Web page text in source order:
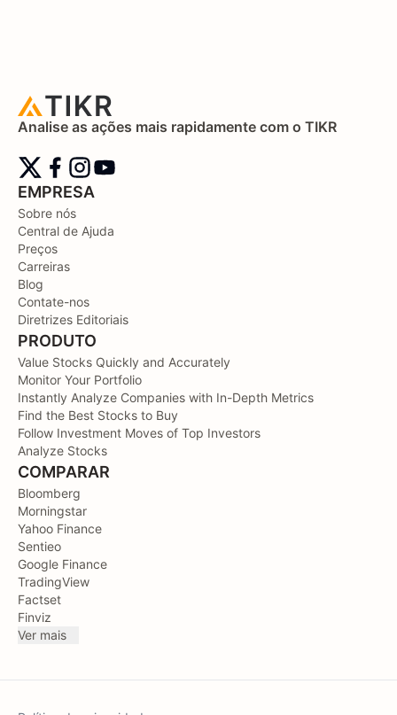
Analise as ações mais rapidamente com o TIKR
EMPRESA
Sobre nós
Central de Ajuda
Preços
Carreiras
Blog
Contate-nos
Diretrizes Editoriais
PRODUTO
Value Stocks Quickly and Accurately
Monitor Your Portfolio
Instantly Analyze Companies with In-Depth Metrics
Find the Best Stocks to Buy
Follow Investment Moves of Top Investors
Analyze Stocks
COMPARAR
Bloomberg
Morningstar
Yahoo Finance
Sentieo
Google Finance
TradingView
Factset
Finviz
Ver mais